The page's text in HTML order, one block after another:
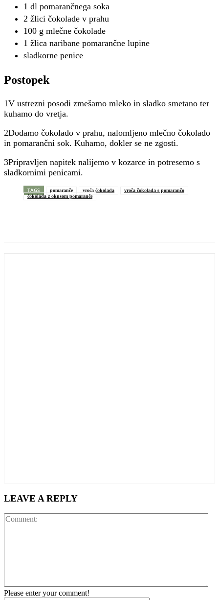
1 dl pomarančnega soka
2 žlici čokolade v prahu
100 g mlečne čokolade
1 žlica naribane pomarančne lupine
sladkorne penice
Postopek
1V ustrezni posodi zmešamo mleko in sladko smetano ter
kuhamo do vretja.
2Dodamo čokolado v prahu, nalomljeno mlečno čokolado
in pomarančni sok. Kuhamo, dokler se ne zgosti.
3Pripravljen napitek nalijemo v kozarce in potresemo s
sladkornimi penicami.
TAGS pomaranče vroča čokolada
vroča čokolada s pomarančo
čokolada z okusom pomaranče
LEAVE A REPLY
Please enter your comment!